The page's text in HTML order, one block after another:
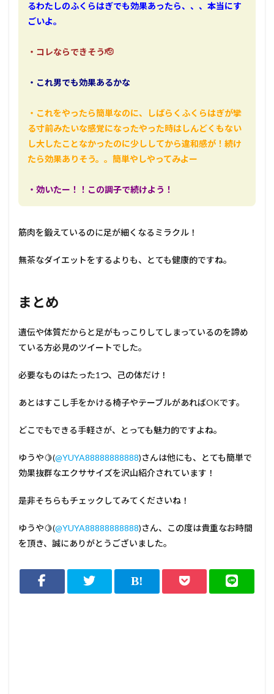
るわたしのふくらはぎでも効果あったら、、、本当にす
ごいよ。
・コレならできそう🫡
・これ男でも効果あるかな
・これをやったら簡単なのに、しばらくふくらはぎが攣
る寸前みたいな感覚になったやった時はしんどくもない
し大したことなかったのに少ししてから違和感が！続け
たら効果ありそう。。簡単やしやってみよー
・効いたー！！この調子で続けよう！
筋肉を鍛えているのに足が細くなるミラクル！
無茶なダイエットをするよりも、とても健康的ですね。
まとめ
遺伝や体質だからと足がもっこりしてしまっているのを諦め
ている方必見のツイートでした。
必要なものはたった1つ、己の体だけ！
あとはすこし手をかける椅子やテーブルがあればOKです。
どこでもできる手軽さが、とっても魅力的ですよね。
ゆうや🍋(@YUYA88888888888)さんは他にも、とても簡単で
効果抜群なエクササイズを沢山紹介されています！
是非そちらもチェックしてみてくださいね！
ゆうや🍋(@YUYA88888888888)さん、この度は貴重なお時間
を頂き、誠にありがとうございました。